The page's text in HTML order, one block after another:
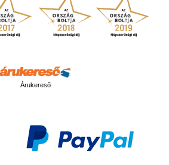
Árukereső